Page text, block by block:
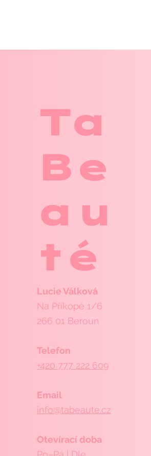
Ta
Be
au
té
Lucie Válková
Na Příkopě 1/6
266 01 Beroun
Telefon
+420 777 222 609
Email
info@tabeaute.cz
Otevírací doba